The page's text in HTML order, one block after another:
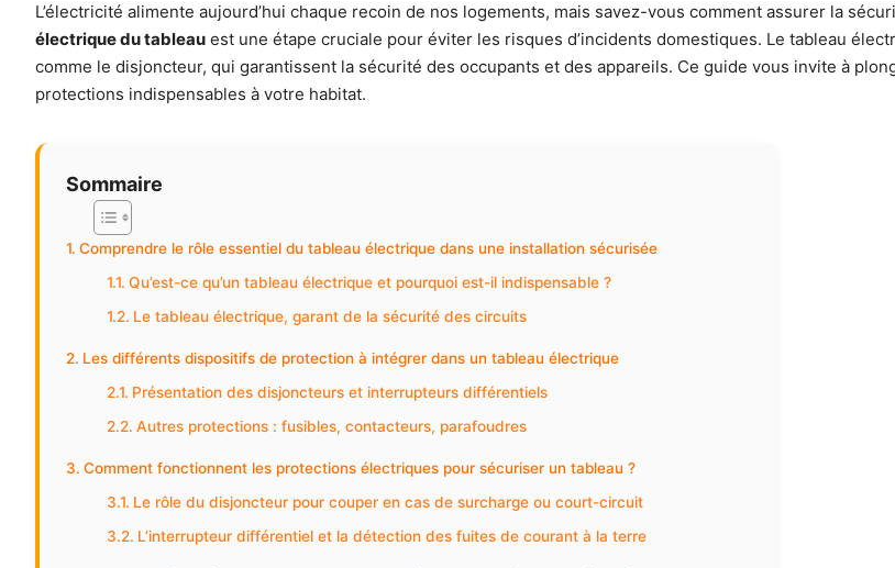
L’électricité alimente aujourd’hui chaque recoin de nos logements, mais savez-vous comment assurer la
électrique du tableau est une étape cruciale pour éviter les risques d’incidents domestiques. Le tableau
comme le disjoncteur, qui garantissent la sécurité des occupants et des appareils. Ce guide vous invite à
protections indispensables à votre habitat.
Sommaire
Comprendre le rôle essentiel du tableau électrique dans une installation sécurisée
Qu’est-ce qu’un tableau électrique et pourquoi est-il indispensable ?
Le tableau électrique, garant de la sécurité des circuits
Les différents dispositifs de protection à intégrer dans un tableau électrique
Présentation des disjoncteurs et interrupteurs différentiels
Autres protections : fusibles, contacteurs, parafoudres
Comment fonctionnent les protections électriques pour sécuriser un tableau ?
Le rôle du disjoncteur pour couper en cas de surcharge ou court-circuit
L’interrupteur différentiel et la détection des fuites de courant à la terre